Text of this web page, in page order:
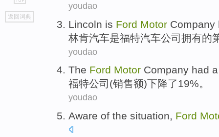
go
top
返回词典
youdao
Lincoln is Ford Motor Company
林肯汽车是福特汽车公司 拥有的
youdao
The Ford Motor Company had
福特公司 (销售额)下降了19%。
youdao
Aware of the situation, Ford